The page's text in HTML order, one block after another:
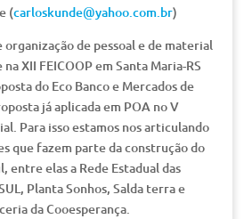
(carloskunde@yahoo.com.br)
organização de pessoal e de material
XII FEICOOP em Santa Maria-RS
do Eco Banco e Mercados de
já aplicada em POA no V
Para isso estamos nos articulando
que fazem parte da construção do
entre elas a Rede Estadual das
Planta Sonhos, Salda terra e
da Cooesperança.